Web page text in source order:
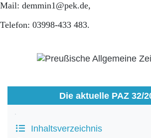
Mail: demmin1@pek.de,
Telefon: 03998-433 483.
Die aktuelle PAZ 32/
Inhaltsverzeichnis